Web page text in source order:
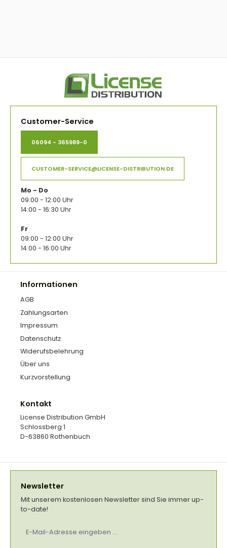
Customer-Service
06094 - 365989-0
CUSTOMER-SERVICE@LICENSE-DISTRIBUTION.DE
Mo - Do
09:00 - 12:00 Uhr
14:00 - 16:30 Uhr
Fr
09:00 - 12:00 Uhr
14:00 - 16:00 Uhr
Informationen
AGB
Zahlungsarten
Impressum
Datenschutz
Widerufsbelehrung
Über uns
Kurzvorstellung
Kontakt
License Distribution GmbH
Schlossberg 1
D-63860 Rothenbuch
Newsletter
Mit unserem kostenlosen Newsletter sind Sie immer up-
to-date!
Mail-